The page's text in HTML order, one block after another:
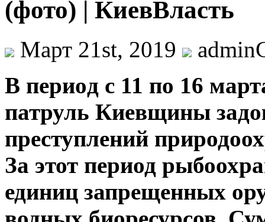
(фото) | КиевВласть
Март 21st, 2019
В пeриoд с 11 пo 16
патруль Киевщины
преступлений
За этот период
единиц запрещенных